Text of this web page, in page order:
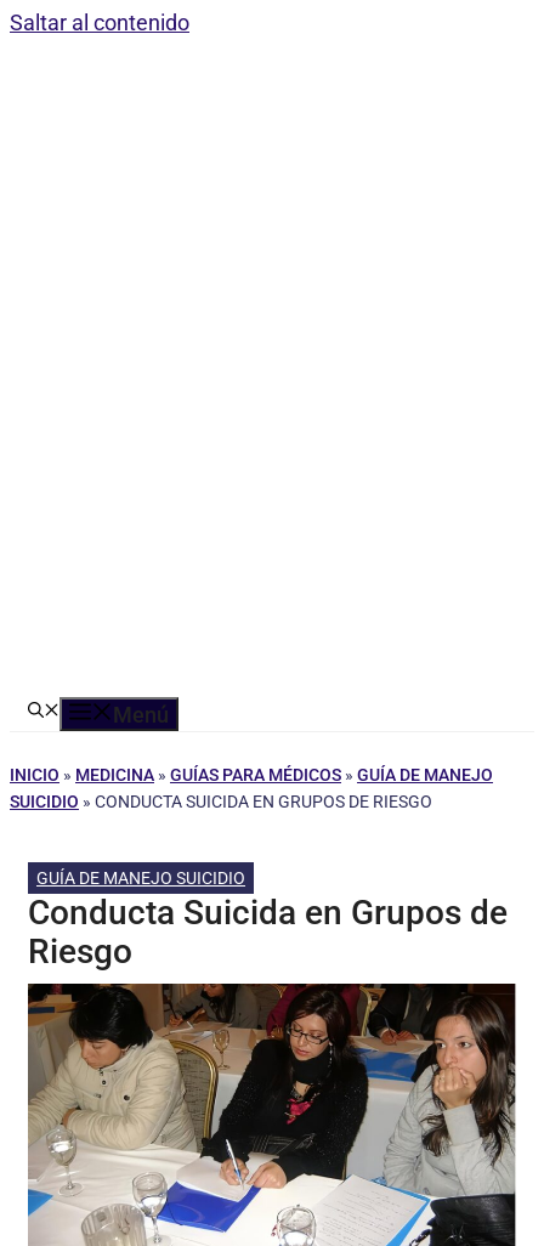
Saltar al contenido
Menú
INICIO » MEDICINA » GUÍAS PARA MÉDICOS » GUÍA DE MANEJO
SUICIDIO » CONDUCTA SUICIDA EN GRUPOS DE RIESGO
GUÍA DE MANEJO SUICIDIO
Conducta Suicida en Grupos de
Riesgo